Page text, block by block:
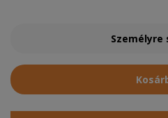
Személyre